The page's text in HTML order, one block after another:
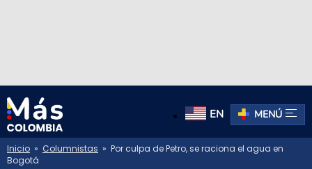
EN MENÚ
Inicio » Columnistas » Por culpa de Petro, se raciona el agua en
Bogotá